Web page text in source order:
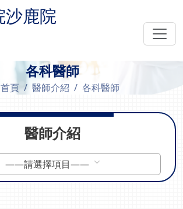
各科醫師
首頁 醫師介紹 各科醫師
醫師介紹
——請選擇項目——